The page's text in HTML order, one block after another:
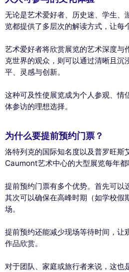
无论是艺术爱好者、历史迷、学生、
览都提供了多层次的解读方式，让每
艺术爱好者将欣赏展览的艺术深度与
克世界的观众，则可以通过清晰且沉
平、灵感与创新。
这种可及性使展览成为个人参观、情
体参访的理想选择。
为什么要提前预约门票？
洛特列克的国际知名度以及普罗旺斯
Caumont艺术中心的大型展览每年都
提前预约门票有多个优势。首先可以
其次可以确保在高峰时期（如学校假
场。
提前预约还能减少现场等待时间，让
作品欣赏。
对于团队、家庭或旅行者来说，这也